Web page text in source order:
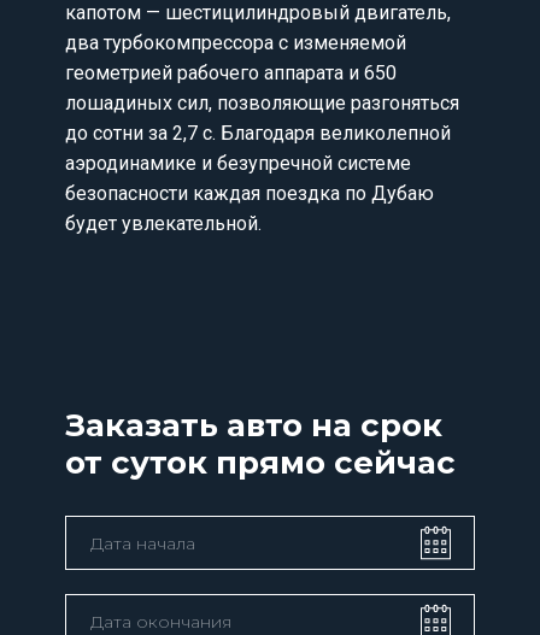
капотом — шестицилиндровый двигатель,
два турбокомпрессора с изменяемой
геометрией рабочего аппарата и 650
лошадиных сил, позволяющие разгоняться
до сотни за 2,7 с. Благодаря великолепной
аэродинамике и безупречной системе
безопасности каждая поездка по Дубаю
будет увлекательной.
Заказать авто на срок
от суток прямо сейчас